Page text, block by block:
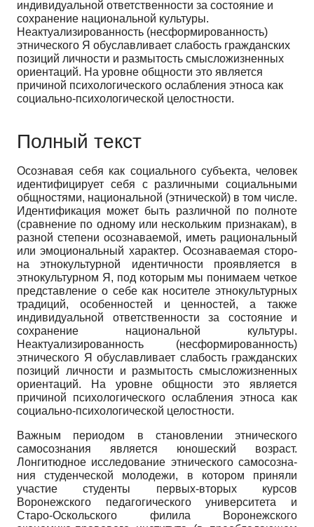
индивидуальной от­ветственности за состояние и
сохранение национальной культуры.
Неактуализированность (несформированность)
этнического Я обуславливает слабость гражданских
позиций личности и размытость смысложизненных
ориентаций. На уровне общности это является
причиной психологического ослабления этноса как
социально-психологической целостности.
Полный текст
Осознавая себя как социального субъекта, человек
идентифицирует себя с различными социальными
общностями, национальной (этнической) в том числе.
Идентификация может быть различной по полноте
(сравне­ние по одному или нескольким признакам), в
разной степени осознаваемой, иметь рациональный
или эмоциональный характер. Осознаваемая сторо­
на этнокультурной идентичности проявляется в
этнокультурном Я, под ко­торым мы понимаем четкое
представление о себе как носителе этнокультурных
традиций, особенностей и ценностей, а также
индивидуальной от­ветственности за состояние и
сохранение национальной культуры.
Неактуализированность (несформированность)
этнического Я обуславливает слабость гражданских
позиций личности и размытость смысложизненных
ориентаций. На уровне общности это является
причиной психологического ослабления этноса как
социально-психологической целостности.
Важным периодом в становлении этнического
самосознания является юношеский возраст.
Лонгитюдное исследование этнического самосозна­
ния студенческой молодежи, в котором приняли
участие студенты первых-вторых курсов
Воронежского педагогического университета и
Старо-Оскольского филила Воронежского